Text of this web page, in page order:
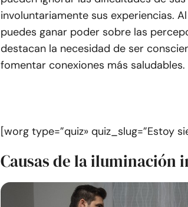
involuntariamente sus experiencias.
puedes ganar poder sobre las
destacan la necesidad de ser
fomentar conexiones más saludables.
[worg type=”quiz» quiz_slug=”Estoy
Causas de la iluminación